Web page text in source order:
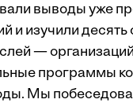
выводы уже
и изучили десять
—
программы
Мы